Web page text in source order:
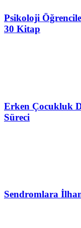
Psikoloji
30 Kitap
Erken Çocukluk
Süreci
Sendromlara